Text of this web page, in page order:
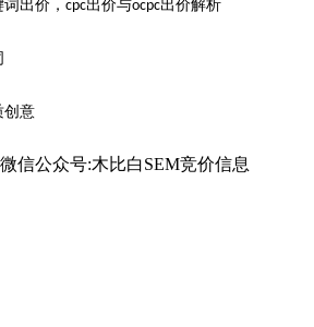
出价，cpc出价与ocpc出价解析
创意
信公众号:木比白SEM竞价信息